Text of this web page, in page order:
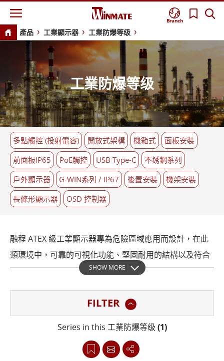
Branch
產品 工業顯示器 工業防爆等级
工業防爆等级
多點觸控 (投射電容) 開放式架構 機箱式
面板安裝
前面板IP65
PoE觸控 USB Type-C
不銹鋼系列
戶外顯示器
G-WIN系列 / IP67 後置安裝
機架安裝
長條形顯示器
OSD 控制器
融程 ATEX 級工業顯示器專為危險區域應用而設計，在此
類環境中，可靠的可視化功能、堅固耐用的結構以及符合
認證規範至關重要。該系列產品適用於石油與天然氣、石
據、警報、設備狀態及控制資訊的即時監控。
視所選型號及認證配置而定，融程 ATEX 級解決方案可支
援 ATEX 2 區及 Class I, Division 2 等環境的部署。密封外
SHOW MORE
FILTER
Series in this 工業防爆等级 (1)